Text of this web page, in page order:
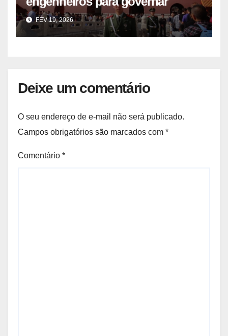
FEV 19, 2026
Deixe um comentário
O seu endereço de e-mail não será publicado.
Campos obrigatórios são marcados com *
Comentário *